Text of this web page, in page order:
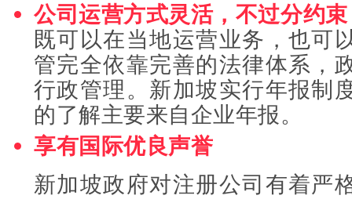
公司运营方式灵活，不过分约束
既可以在当地运营业务，也可
管完全依靠完善的法律体系，
行政管理。新加坡实行年报制
的了解主要来自企业年报。
享有国际优良声誉
新加坡政府对注册公司有着严